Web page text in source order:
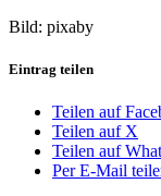
Bild: pixaby
Eintrag teilen
Teilen auf
Teilen auf X
Teilen auf
Per E-Mail